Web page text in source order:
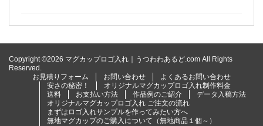
Copyright ©2026 マグカップロゴ入れ｜うつわわあるど.com All Rights
Reserved.
お見積りフォーム
お問い合わせ
よくあるお問い合わせ
安さの秘密！
オリジナルマグカップロゴ入れ制作料金
送料
お支払い方法 作品例のご紹介
データ入稿方法
オリジナルマグカップロゴ入れ ご注文の流れ
まずはロゴ入れサンプルを作ってみたい方へ
無地マグカップのご購入について（無地商品１個～）